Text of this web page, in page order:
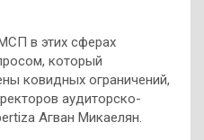
в этих сферах
который
ковидных ограничений,
аудиторско-
Агван Микаелян.